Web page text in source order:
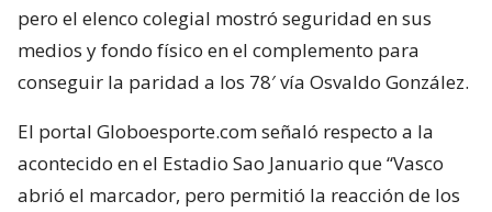
pero el elenco colegial mostró seguridad en sus
medios y fondo físico en el complemento para
conseguir la paridad a los 78′ vía Osvaldo González.
El portal Globoesporte.com señaló respecto a la
acontecido en el Estadio Sao Januario que “Vasco
abrió el marcador, pero permitió la reacción de los